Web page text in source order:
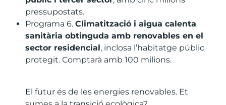
pressupostats.
Programa 6. Climatització i aigua calenta
sanitària obtinguda amb renovables en el
sector residencial, inclosa l’habitatge públic
protegit. Comptarà amb 100 milions.
El futur és de les energies renovables. Et